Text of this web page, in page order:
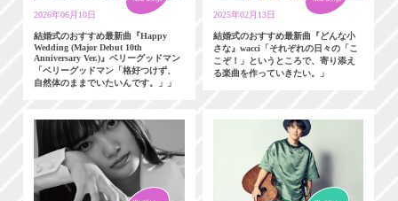
2026年06月10日
結婚式のおすすめ最新曲『Happy
Wedding (Major Debut 10th
Anniversary Ver.)』ベリーグッドマン
「ベリーグッドマン「格好つけず、
自然体のままでいたいんです。」」
2025年02月13日
結婚式のおすすめ最新曲『どんな小
さな』wacci「それぞれの日々の「こ
こぞ！」というところで、寄り添え
る楽曲を作っていきたい。」